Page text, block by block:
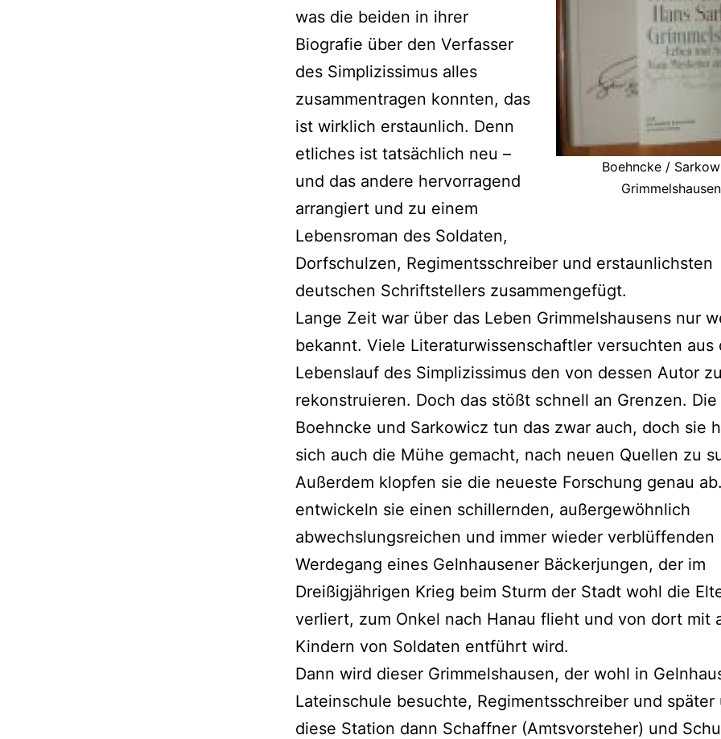
Boehncke /
Grimmelshausen
was die beiden in ihrer
Biografie über den Verfasser
des Simplizissimus alles
zusammentragen konnten, das
ist wirklich erstaunlich. Denn
etliches ist tatsächlich neu –
und das andere hervorragend
arrangiert und zu einem
Lebensroman des Soldaten,
Dorfschulzen, Regimentsschreiber und erstaunlichsten
deutschen Schriftstellers zusammengefügt.
Lange Zeit war über das Leben Grimmelshausens nur
bekannt. Viele Literaturwissenschaftler versuchten aus
Lebenslauf des Simplizissimus den von dessen Autor
rekonstruieren. Doch das stößt schnell an Grenzen. Die
Boehncke und Sarkowicz tun das zwar auch, doch sie
sich auch die Mühe gemacht, nach neuen Quellen zu
Außerdem klopfen sie die neueste Forschung genau
entwickeln sie einen schillernden, außergewöhnlich
abwechslungsreichen und immer wieder verblüffenden
Werdegang eines Gelnhausener Bäckerjungen, der im
Dreißigjährigen Krieg beim Sturm der Stadt wohl die
verliert, zum Onkel nach Hanau flieht und von dort mit
Kindern von Soldaten entführt wird.
Dann wird dieser Grimmelshausen, der wohl in
Lateinschule besuchte, Regimentsschreiber und später
diese Station dann Schaffner (Amtsvorsteher) und